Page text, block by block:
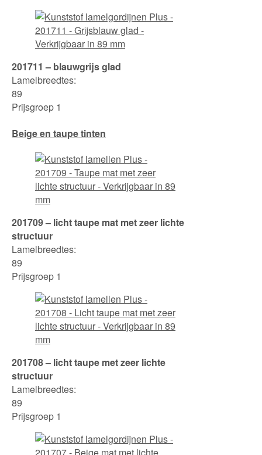
201711 – blauwgrijs glad
Lamelbreedtes:
89
Prijsgroep 1
Beige en taupe tinten
201709 – licht taupe mat met zeer lichte
structuur
Lamelbreedtes:
89
Prijsgroep 1
201708 – licht taupe met zeer lichte
structuur
Lamelbreedtes:
89
Prijsgroep 1